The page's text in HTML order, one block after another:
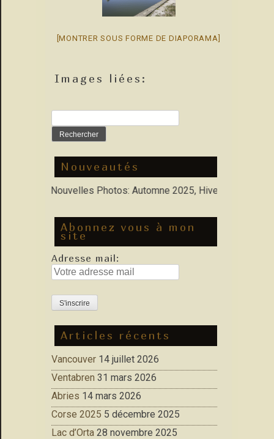
[MONTRER SOUS FORME DE DIAPORAMA]
Images liées:
Nouveautés
: Nouvelles Photos: Automne 2025, Hiver 2026
Abonnez vous à mon
site
Adresse mail:
Articles récents
Vancouver 14 juillet 2026
Ventabren 31 mars 2026
Abries 14 mars 2026
Corse 2025 5 décembre 2025
Lac d’Orta 28 novembre 2025